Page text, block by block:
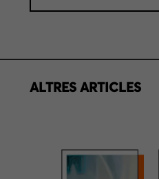
ALTRES ARTICLES